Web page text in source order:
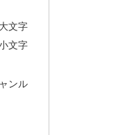
文字
文字
ンル